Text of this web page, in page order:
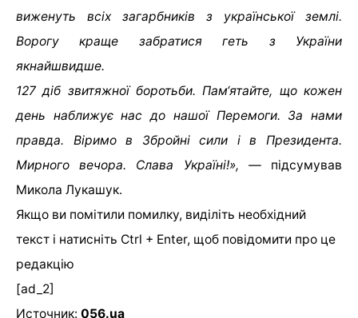
виженуть всіх загарбників з української землі.
Ворогу краще забратися геть з України
якнайшвидше.
127 діб звитяжної боротьби. Пам‘ятайте, що кожен
день наближує нас до нашої Перемоги. За нами
правда. Віримо в Збройні сили і в Президента.
Мирного вечора. Слава Україні!», —підсумував
Микола Лукашук.
Якщо ви помітили помилку, виділіть необхідний
текст і натисніть Ctrl + Enter, щоб повідомити про це
редакцію
[ad_2]
Источник: 056.ua